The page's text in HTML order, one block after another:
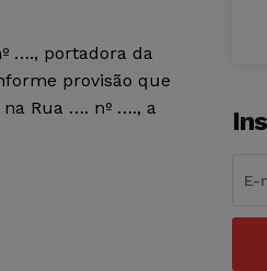
portadora da
provisão que
Rua …. nº …., a